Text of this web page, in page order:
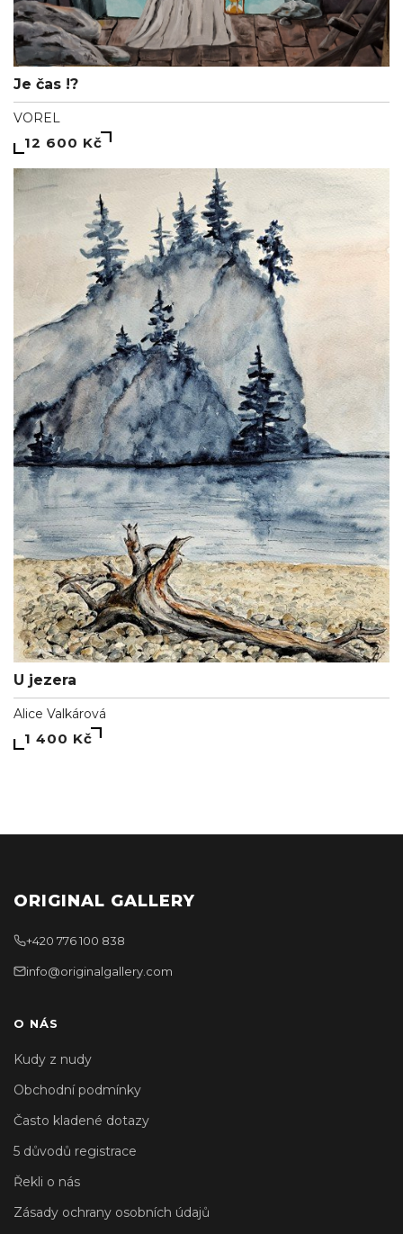
Je čas !?
VOREL
12 600 Kč
U jezera
Alice Valkárová
1 400 Kč
ORIGINAL GALLERY
+420 776 100 838
info@originalgallery.com
O NÁS
Kudy z nudy
Obchodní podmínky
Často kladené dotazy
5 důvodů registrace
Řekli o nás
Zásady ochrany osobních údajů